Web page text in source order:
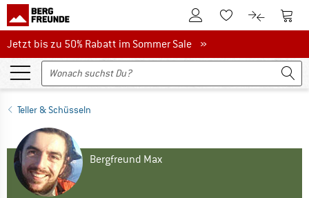
Zum KundenkontoZum Merkzettel.
Zum Zum
Jetzt bis zu 50% Rabatt im Sommer Sale
Jetzt bis zu 50% Rabatt im Sommer Sale »
Teller & Schüsseln
Bergfreund Max